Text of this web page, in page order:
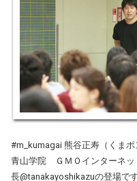
#m_kumagai 熊谷正寿（くまポ
青山学院 ＧＭＯインターネ
長@tanakayoshikazuの登場